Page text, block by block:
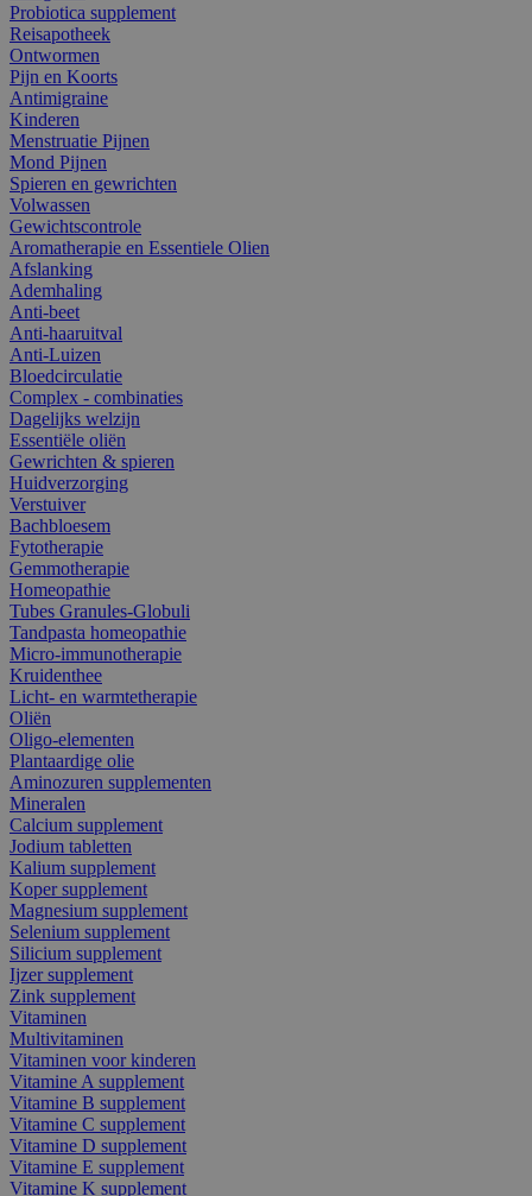
Probiotica supplement
Reisapotheek
Ontwormen
Pijn en Koorts
Antimigraine
Kinderen
Menstruatie Pijnen
Mond Pijnen
Spieren en gewrichten
Volwassen
Gewichtscontrole
Aromatherapie en Essentiele Olien
Afslanking
Ademhaling
Anti-beet
Anti-haaruitval
Anti-Luizen
Bloedcirculatie
Complex - combinaties
Dagelijks welzijn
Essentiële oliën
Gewrichten & spieren
Huidverzorging
Verstuiver
Bachbloesem
Fytotherapie
Gemmotherapie
Homeopathie
Tubes Granules-Globuli
Tandpasta homeopathie
Micro-immunotherapie
Kruidenthee
Licht- en warmtetherapie
Oliën
Oligo-elementen
Plantaardige olie
Aminozuren supplementen
Mineralen
Calcium supplement
Jodium tabletten
Kalium supplement
Koper supplement
Magnesium supplement
Selenium supplement
Silicium supplement
Ijzer supplement
Zink supplement
Vitaminen
Multivitaminen
Vitaminen voor kinderen
Vitamine A supplement
Vitamine B supplement
Vitamine C supplement
Vitamine D supplement
Vitamine E supplement
Vitamine K supplement